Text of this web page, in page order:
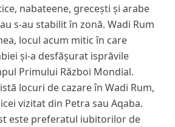
nabateene, grecești și arabe
s-au stabilit în zonă. Wadi Rum
locul acum mitic în care
și-a desfășurat isprăvile
Primului Război Mondial.
locuri de cazare în Wadi Rum,
vizitat din Petra sau Aqaba.
este preferatul iubitorilor de